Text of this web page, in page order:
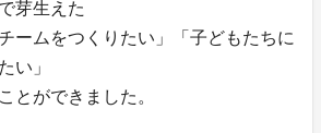
芽生えた
ームをつくりたい」「子どもたちに
い」
とができました。